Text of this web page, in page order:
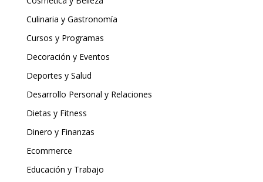
Culinaria y Gastronomía
Cursos y Programas
Decoración y Eventos
Deportes y Salud
Desarrollo Personal y Relaciones
Dietas y Fitness
Dinero y Finanzas
Ecommerce
Educación y Trabajo